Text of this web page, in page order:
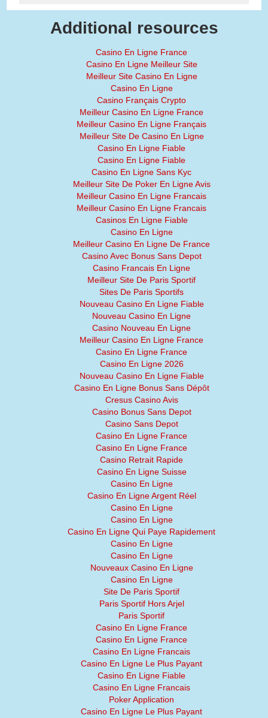
Additional resources
Casino En Ligne France
Casino En Ligne Meilleur Site
Meilleur Site Casino En Ligne
Casino En Ligne
Casino Français Crypto
Meilleur Casino En Ligne France
Meilleur Casino En Ligne Français
Meilleur Site De Casino En Ligne
Casino En Ligne Fiable
Casino En Ligne Fiable
Casino En Ligne Sans Kyc
Meilleur Site De Poker En Ligne Avis
Meilleur Casino En Ligne Francais
Meilleur Casino En Ligne Francais
Casinos En Ligne Fiable
Casino En Ligne
Meilleur Casino En Ligne De France
Casino Avec Bonus Sans Depot
Casino Francais En Ligne
Meilleur Site De Paris Sportif
Sites De Paris Sportifs
Nouveau Casino En Ligne Fiable
Nouveau Casino En Ligne
Casino Nouveau En Ligne
Meilleur Casino En Ligne France
Casino En Ligne France
Casino En Ligne 2026
Nouveau Casino En Ligne Fiable
Casino En Ligne Bonus Sans Dépôt
Cresus Casino Avis
Casino Bonus Sans Depot
Casino Sans Depot
Casino En Ligne France
Casino En Ligne France
Casino Retrait Rapide
Casino En Ligne Suisse
Casino En Ligne
Casino En Ligne Argent Réel
Casino En Ligne
Casino En Ligne
Casino En Ligne Qui Paye Rapidement
Casino En Ligne
Casino En Ligne
Nouveaux Casino En Ligne
Casino En Ligne
Site De Paris Sportif
Paris Sportif Hors Arjel
Paris Sportif
Casino En Ligne France
Casino En Ligne France
Casino En Ligne Francais
Casino En Ligne Le Plus Payant
Casino En Ligne Fiable
Casino En Ligne Francais
Poker Application
Casino En Ligne Le Plus Payant